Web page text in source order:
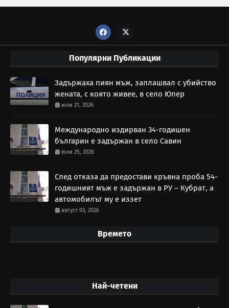
Популярни Публикации
Задържаха пиян мъж, заплашвал с убийство
жената, с която живее, в село Юпер
юли 21, 2026
Международно издирван 34-годишен
българин е задържан в село Савин
юли 25, 2026
След отказа да предостави кръвна проба 54-
годишният мъж е задържан в РУ – Кубрат, а
автомобилът му е иззет
август 03, 2026
Времето
Най-четени